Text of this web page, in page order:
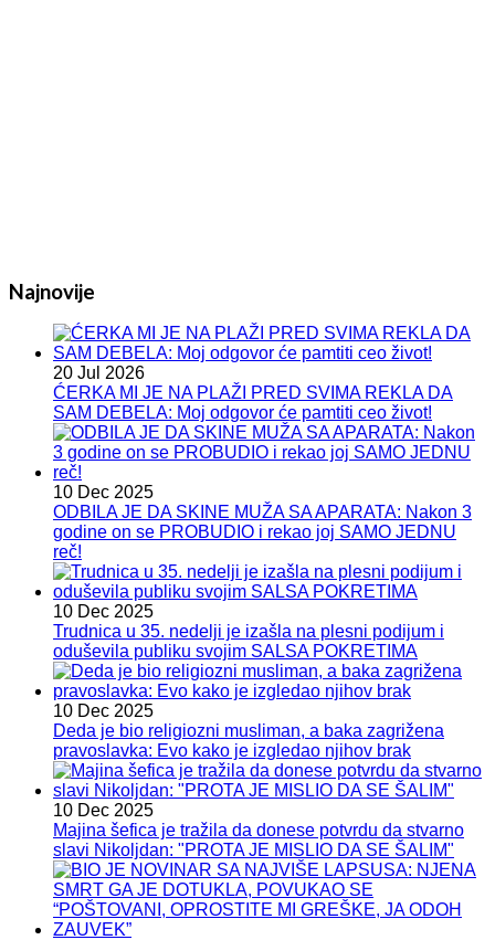
Najnovije
20 Jul 2026
ĆERKA MI JE NA PLAŽI PRED SVIMA REKLA DA
SAM DEBELA: Moj odgovor će pamtiti ceo život!
10 Dec 2025
ODBILA JE DA SKINE MUŽA SA APARATA: Nakon 3
godine on se PROBUDIO i rekao joj SAMO JEDNU
reč!
10 Dec 2025
Trudnica u 35. nedelji je izašla na plesni podijum i
oduševila publiku svojim SALSA POKRETIMA
10 Dec 2025
Deda je bio religiozni musliman, a baka zagrižena
pravoslavka: Evo kako je izgledao njihov brak
10 Dec 2025
Majina šefica je tražila da donese potvrdu da stvarno
slavi Nikoljdan: "PROTA JE MISLIO DA SE ŠALIM"